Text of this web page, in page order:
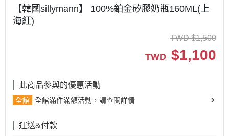
【韓國sillymann】 100%鉑金矽膠奶瓶160ML(上
海紅)
TWD $1,500
TWD $1,100
此商品參與的優惠活動
全館 全館滿件滿額活動，請查閱詳情
運送&付款